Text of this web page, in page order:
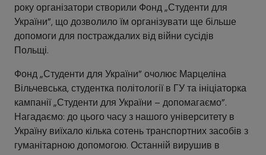
року організатори створили Фонд „Студенти для
України”, що дозволило їм організувати ще більше
допомоги для постраждалих від війни сусідів
Польщі.
Фонд „Студенти для України” очолює Марцеліна
Вільчевська, студентка політології в ГУ та ініціаторка
кампанії „Студенти для України – допомагаємо”.
Нагадаємо: до цього часу з нашого університету в
Україну виїхало кілька сотень транспортних засобів з
гуманітарною допомогою. Останній вирушив в